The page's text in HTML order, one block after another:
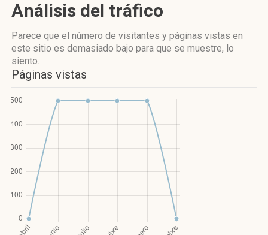
Análisis del tráfico
Parece que el número de visitantes y páginas vistas en
este sitio es demasiado bajo para que se muestre, lo
siento.
Páginas vistas